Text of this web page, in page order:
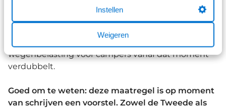
Instellen
Weigeren
gemiddeld minder gebruikmaken van de
weg dan auto-eigenaren. Vanaf 1 januari 2026
verandert dit: camper-eigenaren betalen dan 50%
van het normale tarief. Dit betekent dat de
wegenbelasting voor campers vanaf dat moment
verdubbelt.
Goed om te weten: deze maatregel is op moment
van schrijven een voorstel. Zowel de Tweede als